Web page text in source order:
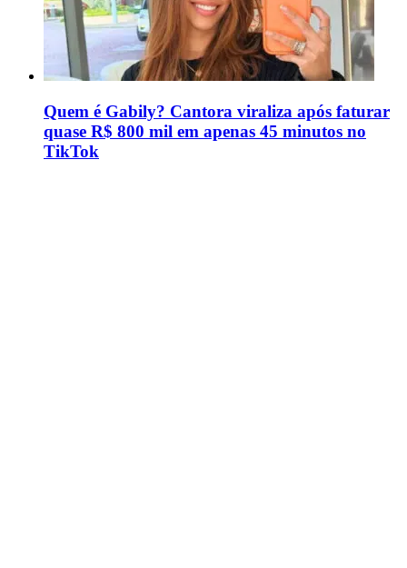
Quem é Gabily? Cantora viraliza após faturar
quase R$ 800 mil em apenas 45 minutos no
TikTok